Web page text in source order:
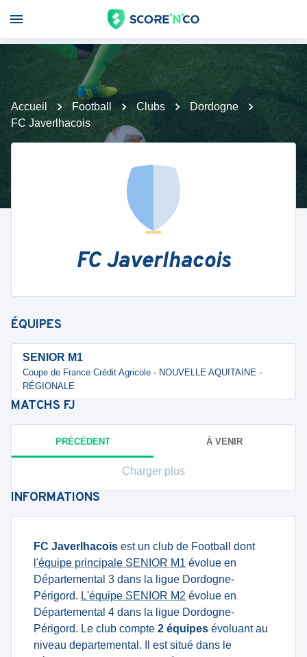
Accueil Football Clubs
Dordogne
FC Javerlhacois
FC Javerlhacois
ÉQUIPES
SENIOR M1
Coupe de France Crédit Agricole - NOUVELLE AQUITAINE -
RÉGIONALE
MATCHS FJ
PRÉCÉDENT À VENIR
Charger plus
INFORMATIONS
FC Javerlhacois est un club de Football dont
l'équipe principale SENIOR M1 évolue en
Départemental 3 dans la ligue Dordogne-
Périgord. L'équipe SENIOR M2 évolue en
Départemental 4 dans la ligue Dordogne-
Périgord. Le club compte 2 équipes évoluant au
niveau departemental. Il est situé dans le